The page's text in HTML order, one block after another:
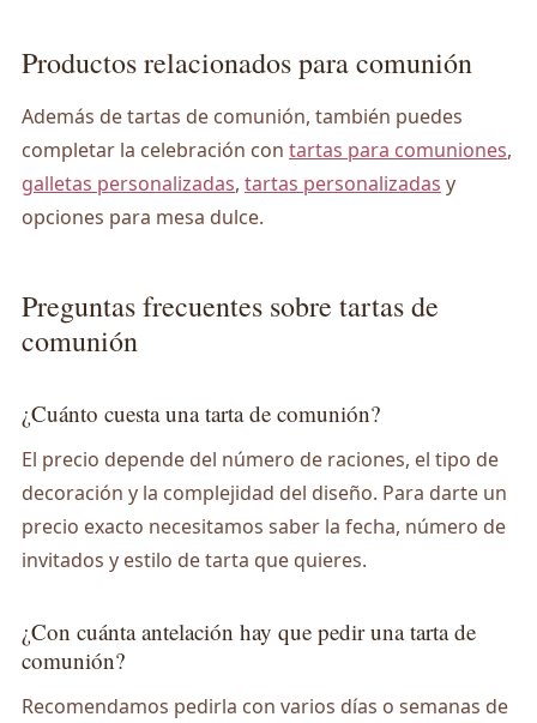
Productos relacionados para comunión
Además de tartas de comunión, también puedes
completar la celebración con tartas para comuniones,
galletas personalizadas, tartas personalizadas y
opciones para mesa dulce.
Preguntas frecuentes sobre tartas de
comunión
¿Cuánto cuesta una tarta de comunión?
El precio depende del número de raciones, el tipo de
decoración y la complejidad del diseño. Para darte un
precio exacto necesitamos saber la fecha, número de
invitados y estilo de tarta que quieres.
¿Con cuánta antelación hay que pedir una tarta de
comunión?
Recomendamos pedirla con varios días o semanas de